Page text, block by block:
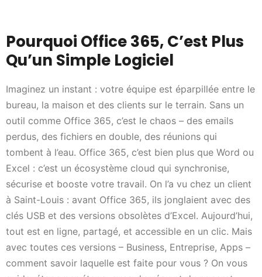
Pourquoi Office 365, C’est Plus
Qu’un Simple Logiciel
Imaginez un instant : votre équipe est éparpillée entre le
bureau, la maison et des clients sur le terrain. Sans un
outil comme Office 365, c’est le chaos – des emails
perdus, des fichiers en double, des réunions qui
tombent à l’eau. Office 365, c’est bien plus que Word ou
Excel : c’est un écosystème cloud qui synchronise,
sécurise et booste votre travail. On l’a vu chez un client
à Saint-Louis : avant Office 365, ils jonglaient avec des
clés USB et des versions obsolètes d’Excel. Aujourd’hui,
tout est en ligne, partagé, et accessible en un clic. Mais
avec toutes ces versions – Business, Entreprise, Apps –
comment savoir laquelle est faite pour vous ? On vous